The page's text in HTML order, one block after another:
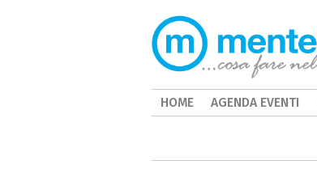
HOME AGENDA EVENTI